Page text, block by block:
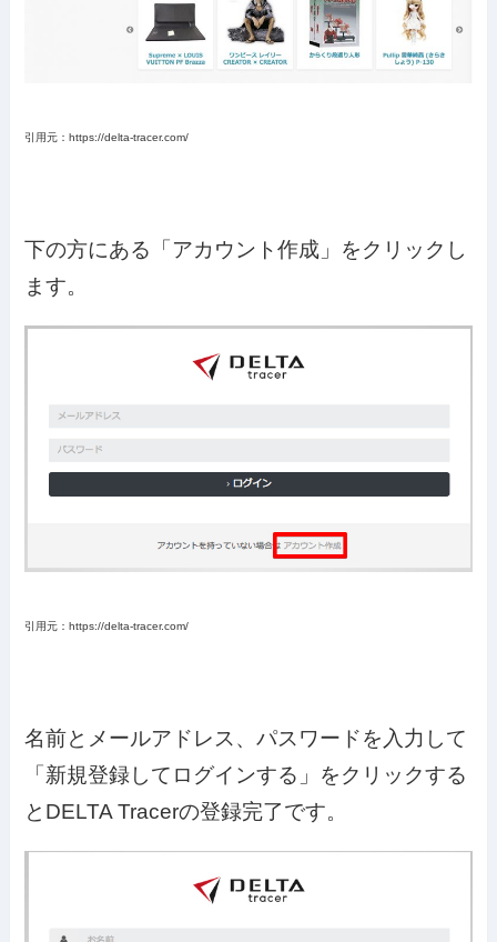
引用元：https://delta-tracer.com/
下の方にある「アカウント作成」をクリックし
ます。
引用元：https://delta-tracer.com/
名前とメールアドレス、パスワードを入力して
「新規登録してログインする」をクリックする
とDELTA Tracerの登録完了です。